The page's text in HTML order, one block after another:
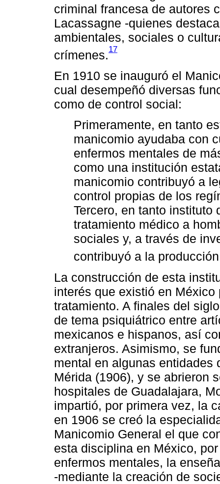
criminal francesa de autores
Lacassagne -quienes
ambientales, sociales o
crímenes.17
En 1910 se inauguró el
cual desempeñó diversas
como de control social:
Primeramente, en tanto
manicomio ayudaba con
enfermos mentales de
como una institución
manicomio contribuyó a
control propias de los
Tercero, en tanto instituto
tratamiento médico a
sociales y, a través de
contribuyó a la
La construcción de esta
interés que existió en
tratamiento. A finales del
de tema psiquiátrico entre
mexicanos e hispanos, así
extranjeros. Asimismo, se
mental en algunas entidades
Mérida (1906), y se abrieron
hospitales de Guadalajara,
impartió, por primera vez, la
en 1906 se creó la
Manicomio General el que
esta disciplina en México,
enfermos mentales, la
-mediante la creación de